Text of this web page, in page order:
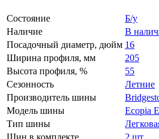
Состояние
Б/у
Наличие
В
Посадочный диаметр, дюйм 16
Ширина профиля, мм
205
Высота профиля, %
55
Сезонность
Летние
Производитель шины
Модель шины
Ecopia
Тип шины